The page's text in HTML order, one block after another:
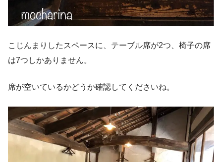
こじんまりしたスペースに、テーブル席が2つ、椅子の席
は7つしかありません。
席が空いているかどうか確認してくださいね。